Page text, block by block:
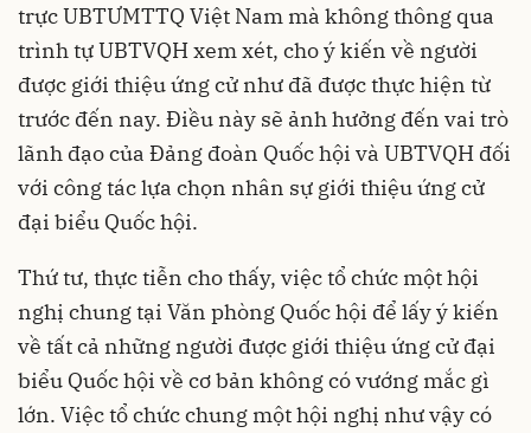
trực UBTƯMTTQ Việt Nam mà không thông qua
trình tự UBTVQH xem xét, cho ý kiến về người
được giới thiệu ứng cử như đã được thực hiện từ
trước đến nay. Điều này sẽ ảnh hưởng đến vai trò
lãnh đạo của Đảng đoàn Quốc hội và UBTVQH đối
với công tác lựa chọn nhân sự giới thiệu ứng cử
đại biểu Quốc hội.
Thứ tư, thực tiễn cho thấy, việc tổ chức một hội
nghị chung tại Văn phòng Quốc hội để lấy ý kiến
về tất cả những người được giới thiệu ứng cử đại
biểu Quốc hội về cơ bản không có vướng mắc gì
lớn. Việc tổ chức chung một hội nghị như vậy có